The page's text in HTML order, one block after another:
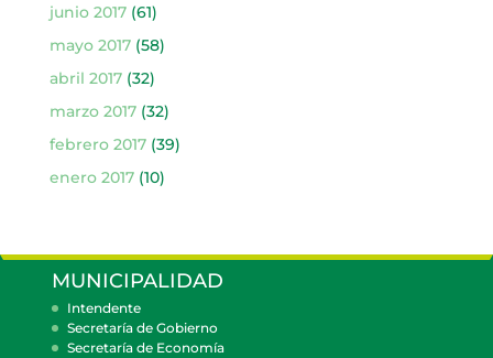
junio 2017(61)
mayo 2017(58)
abril 2017(32)
marzo 2017(32)
febrero 2017(39)
enero 2017(10)
MUNICIPALIDAD
Intendente
Secretaría de Gobierno
Secretaría de Economía